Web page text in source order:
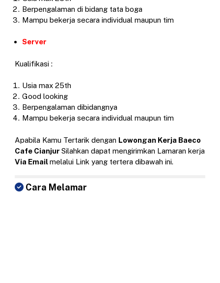
Berpengalaman di bidang tata boga
Mampu bekerja secara individual maupun tim
Server
Kualifikasi :
Usia max 25th
Good looking
Berpengalaman dibidangnya
Mampu bekerja secara individual maupun tim
Apabila Kamu Tertarik dengan Lowongan Kerja Baeco
Cafe Cianjur Silahkan dapat mengirimkan Lamaran kerja
Via Emailmelalui Link yang tertera dibawah ini.
Cara Melamar